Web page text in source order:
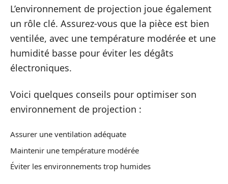
L’environnement de projection joue également
un rôle clé. Assurez-vous que la pièce est bien
ventilée, avec une température modérée et une
humidité basse pour éviter les dégâts
électroniques.
Voici quelques conseils pour optimiser son
environnement de projection :
Assurer une ventilation adéquate
Maintenir une température modérée
Éviter les environnements trop humides